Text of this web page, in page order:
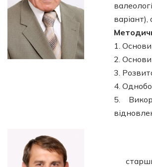
1.
2.
3.
4.
5.